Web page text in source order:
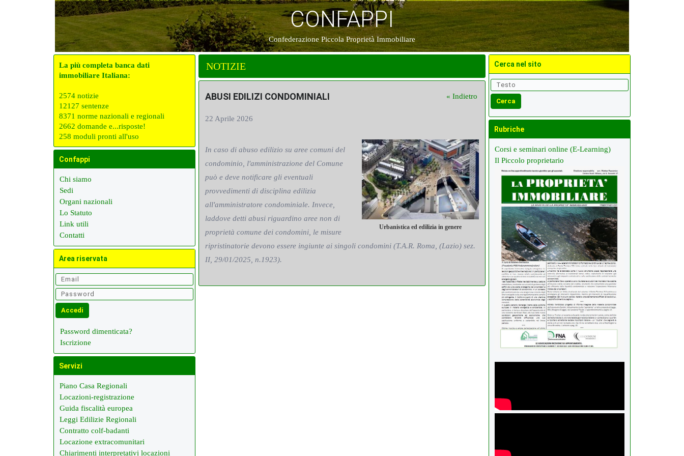
CONFAPPI
Confederazione Piccola Proprietà Immobiliare
La più completa banca dati
immobiliare Italiana:
2574 notizie
12127 sentenze
8371 norme nazionali e regionali
2662 domande e...risposte!
258 moduli pronti all'uso
Confappi
Chi siamo
Sedi
Organi nazionali
Lo Statuto
Link utili
Contatti
Area riservata
Password dimenticata?
Iscrizione
Servizi
Piano Casa Regionali
Locazioni-registrazione
Guida fiscalità europea
Leggi Edilizie Regionali
Contratto colf-badanti
Locazione extracomunitari
Chiarimenti interpretativi locazioni
NOTIZIE
ABUSI EDILIZI CONDOMINIALI « Indietro
22 Aprile 2026
Urbanistica ed edilizia in genere
In caso di abuso edilizio su aree comuni del
condominio, l'amministrazione del Comune
può e deve notificare gli eventuali
provvedimenti di disciplina edilizia
all'amministratore condominiale. Invece,
laddove detti abusi riguardino aree non di
proprietà comune dei condomini, le misure
ripristinatorie devono essere ingiunte ai singoli condomini (T.A.R. Roma, (Lazio) sez.
II, 29/01/2025, n.1923).
Cerca nel sito
Rubriche
Corsi e seminari online (E-Learning)
Il Piccolo proprietario